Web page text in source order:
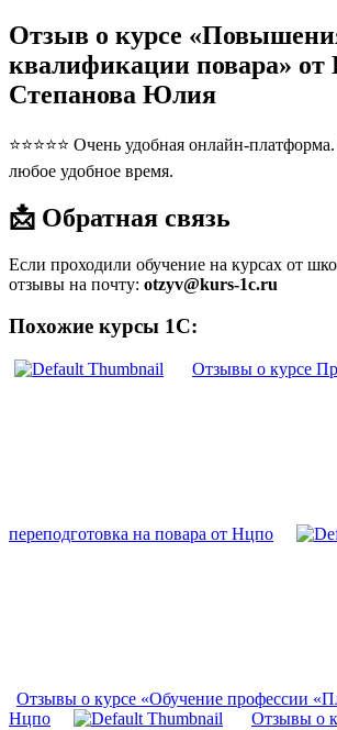
Отзыв о курсе
квалификации повара» от
Степанова Юлия
⭐⭐⭐⭐⭐ Очень удобная онлайн-
любое удобное время.
📩 Обратная связь
Если проходили обучение на курсах от
отзывы на почту: otzyv@kurs-1c.ru
Похожие курсы 1С:
Отзывы о курсе
переподготовка на повара от Нцпо
Отзывы о курсе «Обучение профессии
Нцпо
Отзывы о